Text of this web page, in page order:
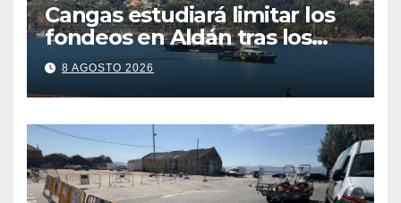
Cangas estudiará limitar los
fondeos en Aldán tras los
últimos episodios de
contaminación en O Con
8 AGOSTO 2026